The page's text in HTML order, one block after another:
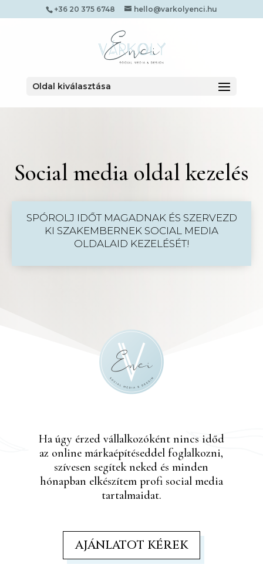
+36 20 375 6748 hello@varkolyenci.hu
Oldal kiválasztása
Social media oldal kezelés
SPÓROLJ IDŐT MAGADNAK ÉS SZERVEZD
KI SZAKEMBERNEK SOCIAL MEDIA
OLDALAID KEZELÉSÉT!
Ha úgy érzed vállalkozóként nincs időd
az online márkaépítéseddel foglalkozni,
szívesen segítek neked és minden
hónapban elkészítem profi social media
tartalmaidat.
AJÁNLATOT KÉREK